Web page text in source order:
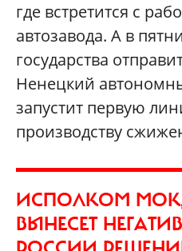
где встретится с
автозавода. А в
государства
Ненецкий
запустит первую
производству
ИСПОЛКОМ МОК,
ВЫНЕСЕТ